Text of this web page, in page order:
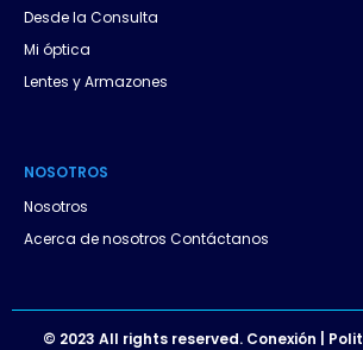
Desde la Consulta
Mi óptica
Lentes y Armazones
NOSOTROS
Nosotros
Acerca de nosotros Contáctanos
© 2023 All rights reserved. Conexión |